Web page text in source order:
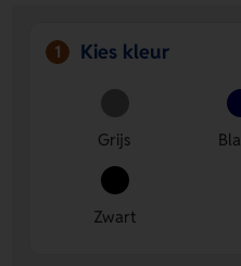
Zaklamp
Compact en licht
-
krachtig genoeg voor
Ruimte voor bedrukking-
ontwerp aanbrengen op
Lange gebruiksduur
1 Kies kleur
Grijs
Zwart